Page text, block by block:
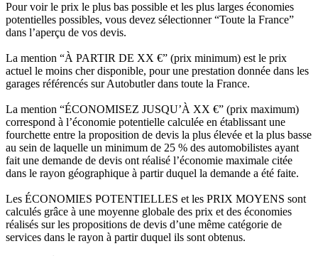
Pour voir le prix le plus bas possible et les plus larges économies
potentielles possibles, vous devez sélectionner “Toute la France”
dans l’aperçu de vos devis.
La mention “À PARTIR DE XX €” (prix minimum) est le prix
actuel le moins cher disponible, pour une prestation donnée dans les
garages référencés sur Autobutler dans toute la France.
La mention “ÉCONOMISEZ JUSQU’À XX €” (prix maximum)
correspond à l’économie potentielle calculée en établissant une
fourchette entre la proposition de devis la plus élevée et la plus basse
au sein de laquelle un minimum de 25 % des automobilistes ayant
fait une demande de devis ont réalisé l’économie maximale citée
dans le rayon géographique à partir duquel la demande a été faite.
Les ÉCONOMIES POTENTIELLES et les PRIX MOYENS sont
calculés grâce à une moyenne globale des prix et des économies
réalisés sur les propositions de devis d’une même catégorie de
services dans le rayon à partir duquel ils sont obtenus.